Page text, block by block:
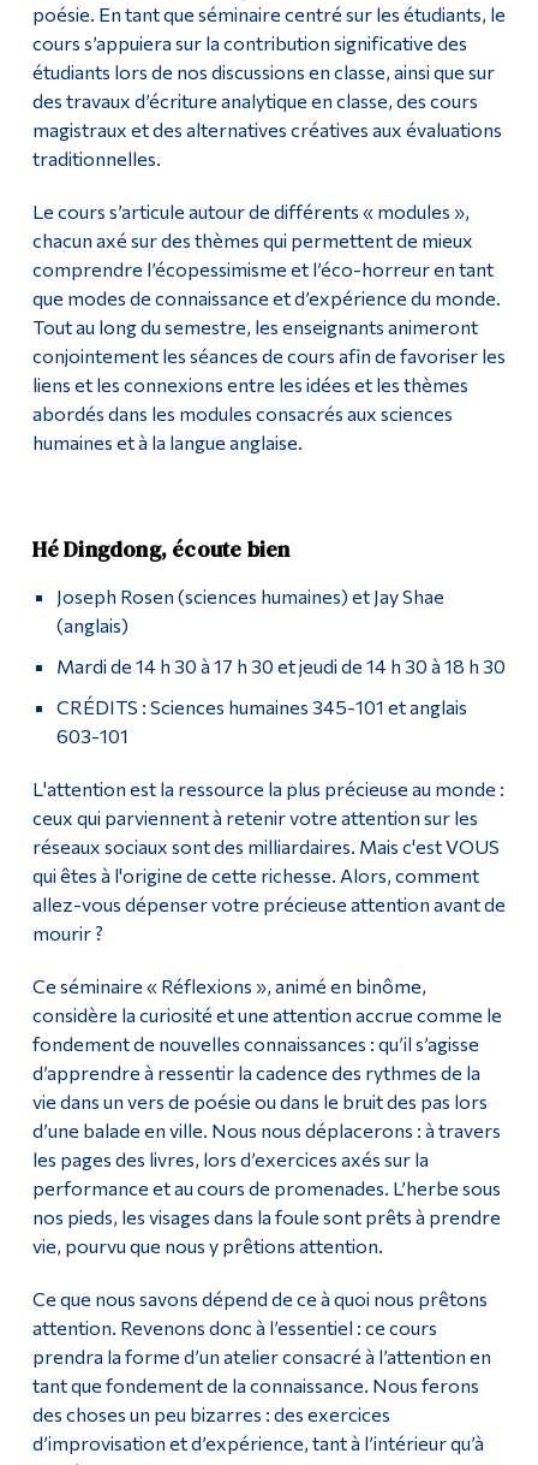
poésie. En tant que séminaire centré sur les étudiants, le
cours s’appuiera sur la contribution significative des
étudiants lors de nos discussions en classe, ainsi que sur
des travaux d’écriture analytique en classe, des cours
magistraux et des alternatives créatives aux évaluations
traditionnelles.
Le cours s’articule autour de différents « modules »,
chacun axé sur des thèmes qui permettent de mieux
comprendre l’écopessimisme et l’éco-horreur en tant
que modes de connaissance et d’expérience du monde.
Tout au long du semestre, les enseignants animeront
conjointement les séances de cours afin de favoriser les
liens et les connexions entre les idées et les thèmes
abordés dans les modules consacrés aux sciences
humaines et à la langue anglaise.
Hé Dingdong, écoute bien
Joseph Rosen (sciences humaines) et Jay Shae
(anglais)
Mardi de 14 h 30 à 17 h 30 et jeudi de 14 h 30 à 18 h 30
CRÉDITS : Sciences humaines 345-101 et anglais
603-101
L'attention est la ressource la plus précieuse au monde :
ceux qui parviennent à retenir votre attention sur les
réseaux sociaux sont des milliardaires. Mais c'est VOUS
qui êtes à l'origine de cette richesse. Alors, comment
allez-vous dépenser votre précieuse attention avant de
mourir ?
Ce séminaire « Réflexions », animé en binôme,
considère la curiosité et une attention accrue comme le
fondement de nouvelles connaissances : qu’il s’agisse
d’apprendre à ressentir la cadence des rythmes de la
vie dans un vers de poésie ou dans le bruit des pas lors
d’une balade en ville. Nous nous déplacerons : à travers
les pages des livres, lors d’exercices axés sur la
performance et au cours de promenades. L’herbe sous
nos pieds, les visages dans la foule sont prêts à prendre
vie, pourvu que nous y prêtions attention.
Ce que nous savons dépend de ce à quoi nous prêtons
attention. Revenons donc à l’essentiel : ce cours
prendra la forme d’un atelier consacré à l’attention en
tant que fondement de la connaissance. Nous ferons
des choses un peu bizarres : des exercices
d’improvisation et d’expérience, tant à l’intérieur qu’à